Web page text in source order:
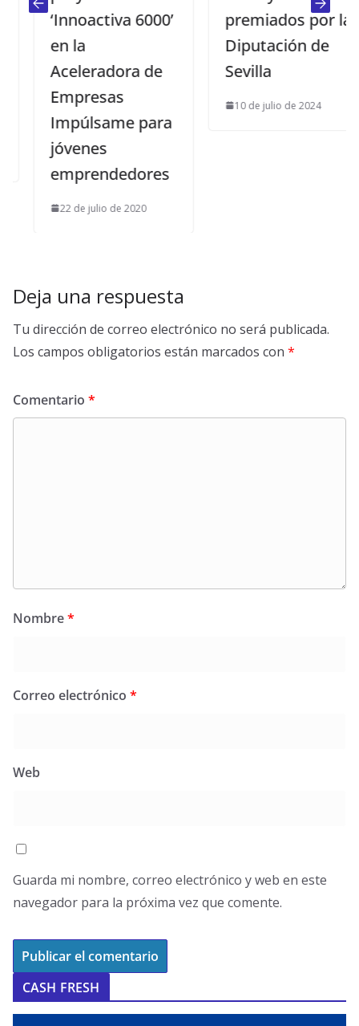
‘Innoactiva 6000’
en la
Aceleradora de
Empresas
Impúlsame para
jóvenes
emprendedores
22 de julio de 2020
premiados por la
Diputación de
Sevilla
10 de julio de 2024
Deja una respuesta
Tu dirección de correo electrónico no será publicada.
Los campos obligatorios están marcados con *
Comentario *
Nombre*
Correo electrónico *
Web
Guarda mi nombre, correo electrónico y web en este
navegador para la próxima vez que comente.
CASH FRESH